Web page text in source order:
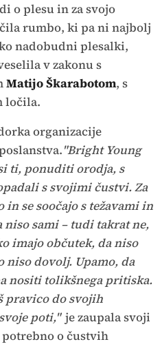
o plesu in za svojo
rumbo, ki pa ni najbolj
nadobudni plesalki,
v zakonu s
Matijo Škarabotom, s
ločila.
organizacije
"Bright Young
ti, ponuditi orodja, s
s svojimi čustvi. Za
se soočajo s težavami in
sami – tudi takrat ne,
imajo občutek, da niso
niso dovolj. Upamo, da
nositi tolikšnega pritiska.
pravico do svojih
poti," je zaupala svoji
o čustvih